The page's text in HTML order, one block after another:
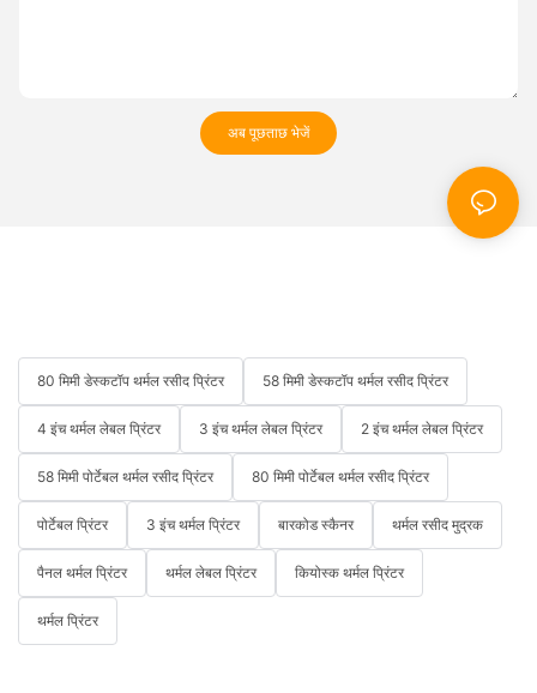
अब पूछताछ भेजें
80 मिमी डेस्कटॉप थर्मल रसीद प्रिंटर 58 मिमी डेस्कटॉप थर्मल रसीद प्रिंटर
4 इंच थर्मल लेबल प्रिंटर 3 इंच थर्मल लेबल प्रिंटर 2 इंच थर्मल लेबल प्रिंटर
58 मिमी पोर्टेबल थर्मल रसीद प्रिंटर 80 मिमी पोर्टेबल थर्मल रसीद प्रिंटर
पोर्टेबल प्रिंटर 3 इंच थर्मल प्रिंटर बारकोड स्कैनर थर्मल रसीद मुद्रक
पैनल थर्मल प्रिंटर थर्मल लेबल प्रिंटर कियोस्क थर्मल प्रिंटर
थर्मल प्रिंटर